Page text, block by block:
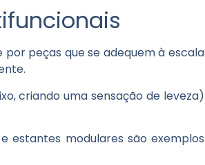
peças que se adequem à escala
criando uma sensação de leveza)
estantes modulares são exemplos